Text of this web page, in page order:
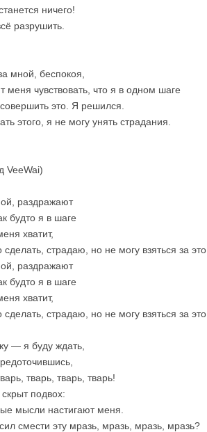
ничего!
разрушить.
мной, беспокоя,
меня чувствовать, что я в одном шаге
это. Я решился.
этого, я не могу унять страдания.
VeeWai)
раздражают
будто я в шаге
хватит,
сделать, страдаю, но не могу взяться за это.
раздражают
будто я в шаге
хватит,
сделать, страдаю, но не могу взяться за это.
— я буду ждать,
тварь, тварь, тварь!
подвох:
мысли настигают меня.
смести эту мразь, мразь, мразь, мразь?